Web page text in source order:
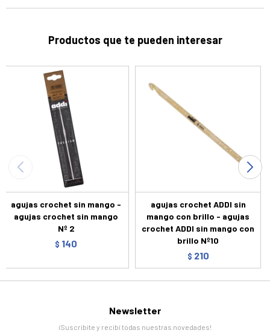
Productos que te pueden interesar
agujas crochet sin mango -
agujas crochet sin mango
Nº 2
$ 140
agujas crochet ADDI sin
mango con brillo - agujas
crochet ADDI sin mango con
brillo Nº10
$ 210
Newsletter
¡Suscribite y recibí todas nuestras novedades!